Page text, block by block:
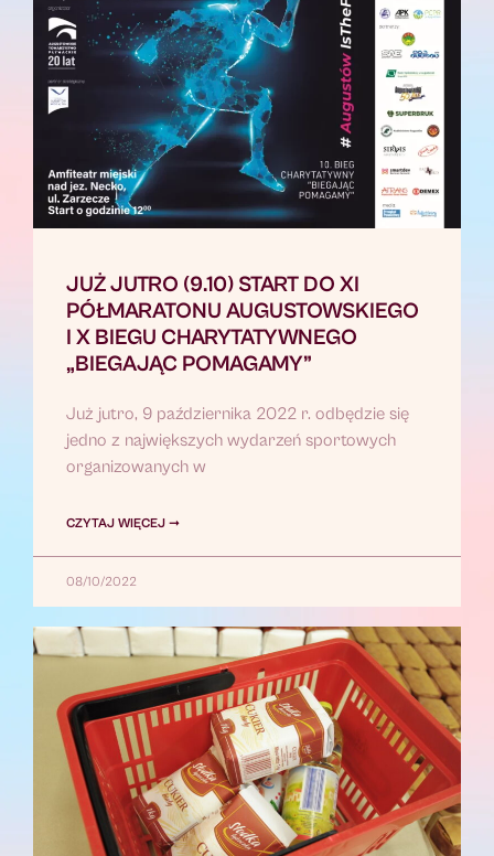
JUŻ JUTRO (9.10) START DO XI
PÓŁMARATONU AUGUSTOWSKIEGO
I X BIEGU CHARYTATYWNEGO
„BIEGAJĄC POMAGAMY”
Już jutro, 9 października 2022 r. odbędzie się
jedno z największych wydarzeń sportowych
organizowanych w
CZYTAJ WIĘCEJ ➞
08/10/2022